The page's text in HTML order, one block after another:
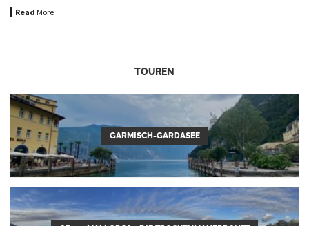
Read More
TOUREN
GARMISCH-GARDASEE